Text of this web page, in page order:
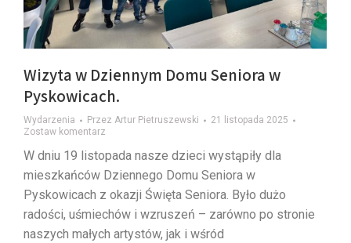
Wizyta w Dziennym Domu Seniora w
Pyskowicach.
Wydarzenia Przez Artur Pietruszewski
21 listopada 2025
Zostaw komentarz
W dniu 19 listopada nasze dzieci wystąpiły dla
mieszkańców Dziennego Domu Seniora w
Pyskowicach z okazji Święta Seniora. Było dużo
radości, uśmiechów i wzruszeń – zarówno po stronie
naszych małych artystów, jak i wśród